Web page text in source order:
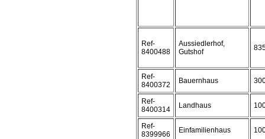
Ref-
8400488
Aussiedlerhof,
Gutshof
Ref-
8400372
Bauernhaus
Ref-
8400314
Landhaus
Ref-
8399966
Einfamilienhaus